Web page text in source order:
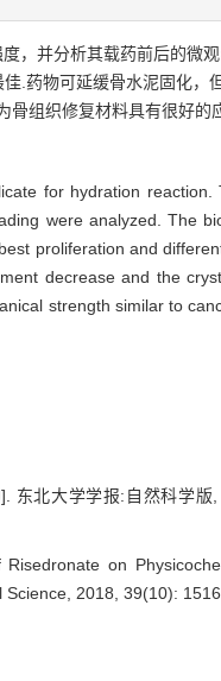
，并分析其载药前后的微
.药物可延缓骨水泥固化，
骨组织修复材料具有很好的
for hydration
were analyzed. The
proliferation and
decrease and the
strength similar to
东北大学学报:自然科学版
on
2018, 39(10):